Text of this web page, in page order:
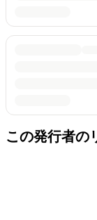
この発行者の